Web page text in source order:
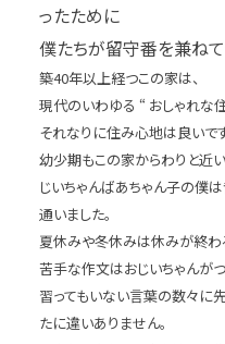
ったために
僕たちが留守番を兼ね
築40年以上経つこの家は、
現代のいわゆる “ おしゃれな
それなりに住み心地は良いです
幼少期もこの家からわりと近
じいちゃんばあちゃん子の僕
通いました。
夏休みや冬休みは休みが終わ
苦手な作文はおじいちゃんがつ
習ってもいない言葉の数々に
たに違いありません。